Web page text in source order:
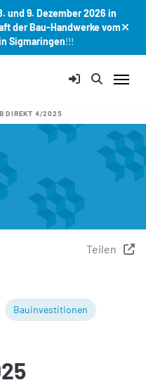
und 9. Dezember 2026 in
der Bau-Handwerke vom
Sigmaringen!!!
DIREKT 4/2025
Teilen
Bauinvestitionen